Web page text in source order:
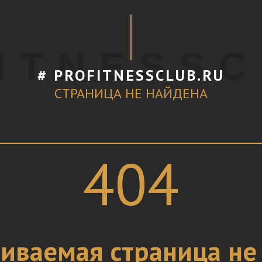
404
страница
N E S S C
СТРАНИЦА НЕ НАЙДЕНА
# PROFITNESSCLUB.RU